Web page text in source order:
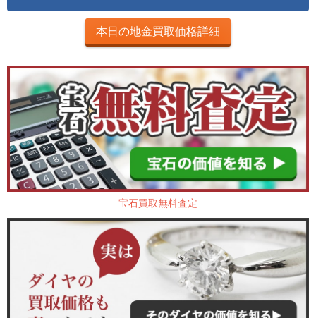
本日の地金買取価格詳細
宝石買取無料査定